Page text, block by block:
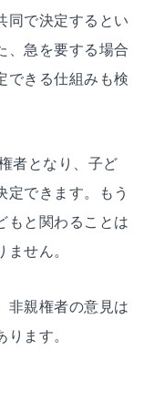
同で決定するとい
、急を要する場合
できる仕組みも検
者となり、子ど
定できます。もう
もと関わることは
せん。
非親権者の意見は
ます。